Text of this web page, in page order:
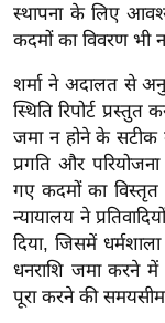
म
नो
रं
ज
न
ज
ग
त
बॉ
ली
वु
स्थापना के लिए
कदमों का विवरण भी
शर्मा ने अदालत से
स्थिति रिपोर्ट
जमा न होने के सटीक
प्रगति और
गए कदमों का विस्तृत
न्यायालय ने
दिया, जिसमें
धनराशि जमा करने
पूरा करने की